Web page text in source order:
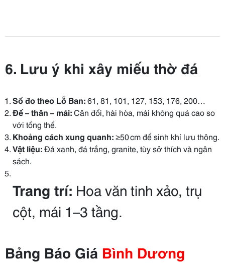
6. Lưu ý khi xây miếu thờ đá
Số đo theo Lỗ Ban:61, 81, 101, 127, 153, 176, 200…
Đế – thân – mái:Cân đối, hài hòa, mái không quá cao so
với tổng thể.
Khoảng cách xung quanh:≥50 cm để sinh khí lưu thông.
Vật liệu:Đá xanh, đá trắng, granite, tùy sở thích và ngân
sách.
Trang trí: Hoa văn tinh xảo, trụ
cột, mái 1–3 tầng.
Bảng Báo Giá Bình Dương